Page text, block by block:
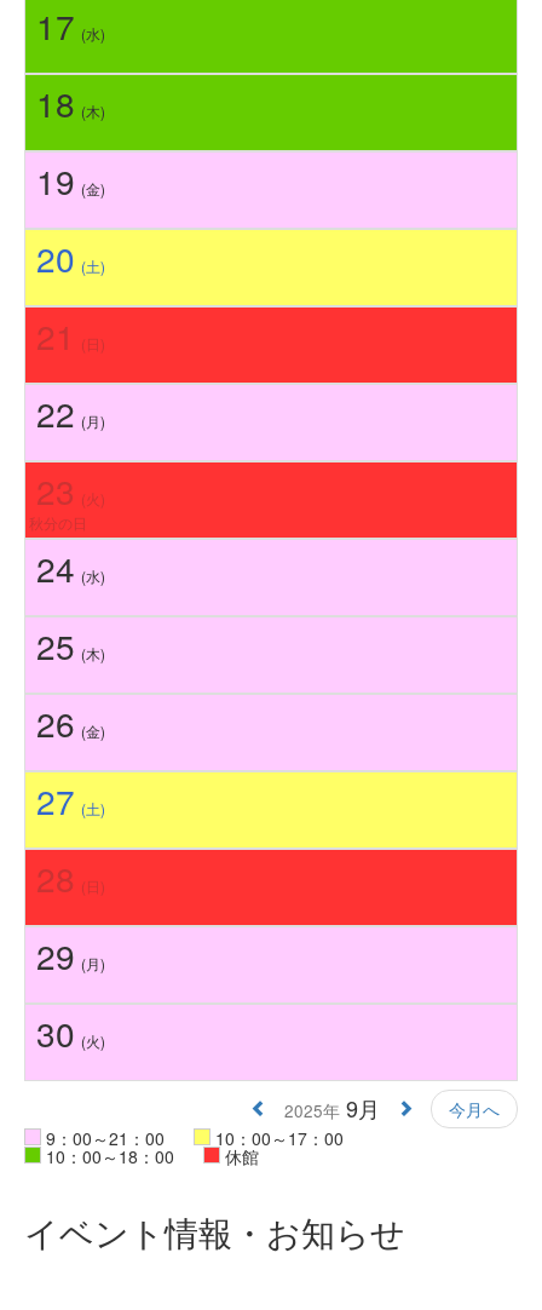
17 (水)
18 (木)
19 (金)
20 (土)
21 (日)
22 (月)
23 (火)
秋分の日
24 (水)
25 (木)
26 (金)
27 (土)
28 (日)
29 (月)
30 (火)
2025年 9月
今月へ
9：00～21：00
10：00～17：00
10：00～18：00 休館
イベント情報・お知らせ